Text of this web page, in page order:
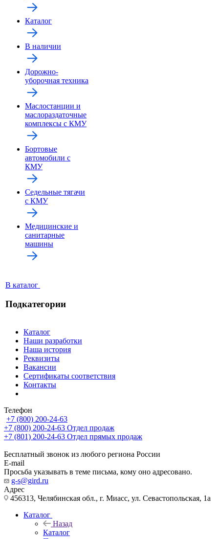
Каталог
В наличии
Дорожно-
уборочная техника
Маслостанции и
маслораздаточные
комплексы с КМУ
Бортовые
автомобили с
КМУ
Седельные тягачи
с КМУ
Медицинские и
санитарные
машины
В каталог
Подкатегории
Каталог
Наши разработки
Наша история
Реквизиты
Вакансии
Сертификаты соответствия
Контакты
Телефон
+7 (800) 200-24-63
+7 (800) 200-24-63 Отдел продаж
+7 (801) 200-24-63 Отдел прямых продаж
Бесплатный звонок из любого региона России
E-mail
Просьба указывать в теме письма, кому оно адресовано.
g-s@gird.ru
Адрес
456313, Челябинская обл., г. Миасс, ул. Севастопольская, 1а
Каталог
Назад
Каталог